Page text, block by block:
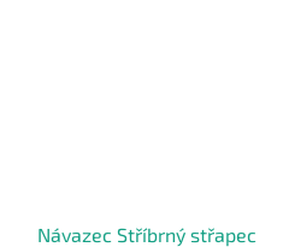
Návazec Stříbrný střapec